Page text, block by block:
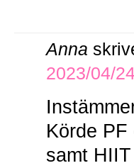
Anna
2023/04/
Körde
samt